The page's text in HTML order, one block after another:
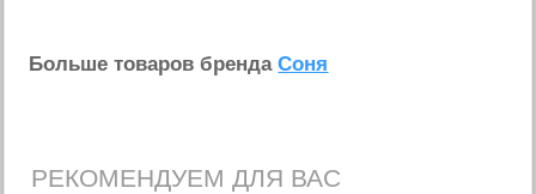
Больше товаров брендаСоня
РЕКОМЕНДУЕМ ДЛЯ ВАС